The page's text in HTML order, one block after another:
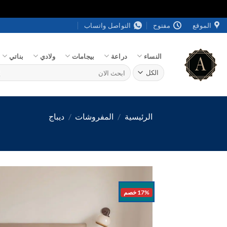
تخطي
للمحتوى
الموقع مفتوح التواصل واتساب
النساء دراعة بيجامات ولادي بناتي
البحث
عن:
الرئيسية / المفروشات / ديباج
17% خصم